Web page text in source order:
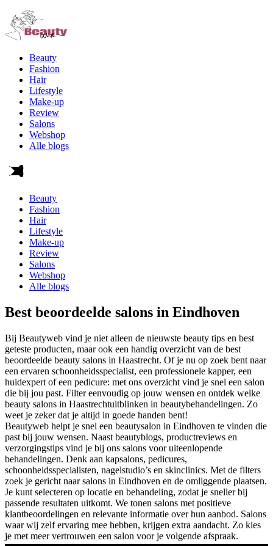
Beauty
Fashion
Hair
Lifestyle
Make-up
Review
Salons
Webshop
Alle blogs
Beauty
Fashion
Hair
Lifestyle
Make-up
Review
Salons
Webshop
Alle blogs
Best beoordeelde salons in Eindhoven
Bij Beautyweb vind je niet alleen de nieuwste beauty tips en best
geteste producten, maar ook een handig overzicht van de best
beoordeelde beauty salons in Haastrecht. Of je nu op zoek bent naar
een ervaren schoonheidsspecialist, een professionele kapper, een
huidexpert of een pedicure: met ons overzicht vind je snel een salon
die bij jou past. Filter eenvoudig op jouw wensen en ontdek welke
beauty salons in Haastrechtuitblinken in beautybehandelingen. Zo
weet je zeker dat je altijd in goede handen bent!
Beautyweb helpt je snel een beautysalon in Eindhoven te vinden die
past bij jouw wensen. Naast beautyblogs, productreviews en
verzorgingstips vind je bij ons salons voor uiteenlopende
behandelingen. Denk aan kapsalons, pedicures,
schoonheidsspecialisten, nagelstudio’s en skinclinics. Met de filters
zoek je gericht naar salons in Eindhoven en de omliggende plaatsen.
Je kunt selecteren op locatie en behandeling, zodat je sneller bij
passende resultaten uitkomt. We tonen salons met positieve
klantbeoordelingen en relevante informatie over hun aanbod. Salons
waar wij zelf ervaring mee hebben, krijgen extra aandacht. Zo kies
je met meer vertrouwen een salon voor je volgende afspraak.